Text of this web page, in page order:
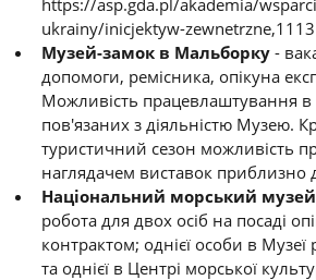
ukrainy/inicjektyw-zewnetrzne,1113
Музей-замок в Мальборку-
допомоги, ремісника, опікуна
Можливість працевлаштування в
пов'язаних з діяльністю Музею.
туристичний сезон можливість
наглядачем виставок приблизно
Національний морський
робота для двох осіб на посаді
контрактом; однієї особи в Музеї
та однієї в Центрі морської